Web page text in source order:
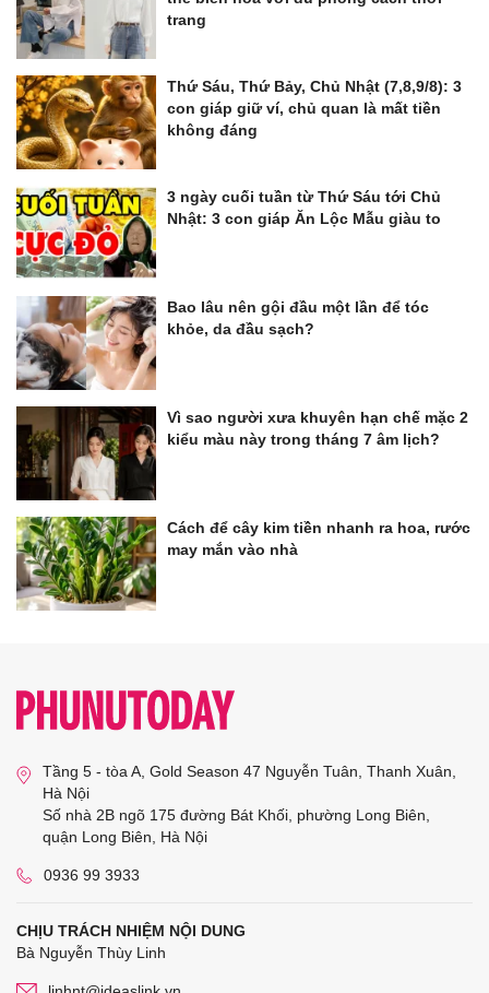
trang
Thứ Sáu, Thứ Bảy, Chủ Nhật (7,8,9/8): 3
con giáp giữ ví, chủ quan là mất tiền
không đáng
3 ngày cuối tuần từ Thứ Sáu tới Chủ
Nhật: 3 con giáp Ăn Lộc Mẫu giàu to
Bao lâu nên gội đầu một lần để tóc
khỏe, da đầu sạch?
Vì sao người xưa khuyên hạn chế mặc 2
kiểu màu này trong tháng 7 âm lịch?
Cách để cây kim tiền nhanh ra hoa, rước
may mắn vào nhà
Tầng 5 - tòa A, Gold Season 47 Nguyễn Tuân, Thanh Xuân,
Hà Nội
Số nhà 2B ngõ 175 đường Bát Khối, phường Long Biên,
quận Long Biên, Hà Nội
0936 99 3933
CHỊU TRÁCH NHIỆM NỘI DUNG
Bà Nguyễn Thùy Linh